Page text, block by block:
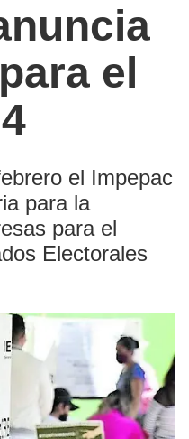
el
el Impepac
para la
para el
Electorales